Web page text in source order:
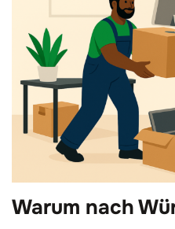
Warum nach